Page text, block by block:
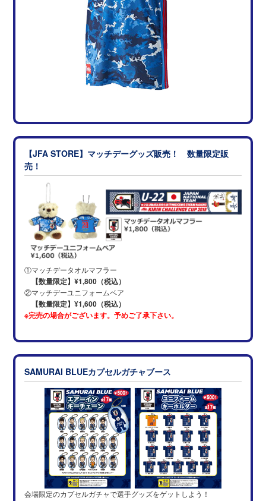
【JFA STORE】マッチデーグッズ販売！ 数量限定販
売！
①マッチデータオルマフラー
【数量限定】¥1,800（税込）
②マッチデーユニフォームベア
【数量限定】¥1,600（税込）
※完売の場合がございます。予めご了承下さい。
SAMURAI BLUEカプセルガチャブース
会場限定のカプセルガチャで選手グッズをゲットしよう！